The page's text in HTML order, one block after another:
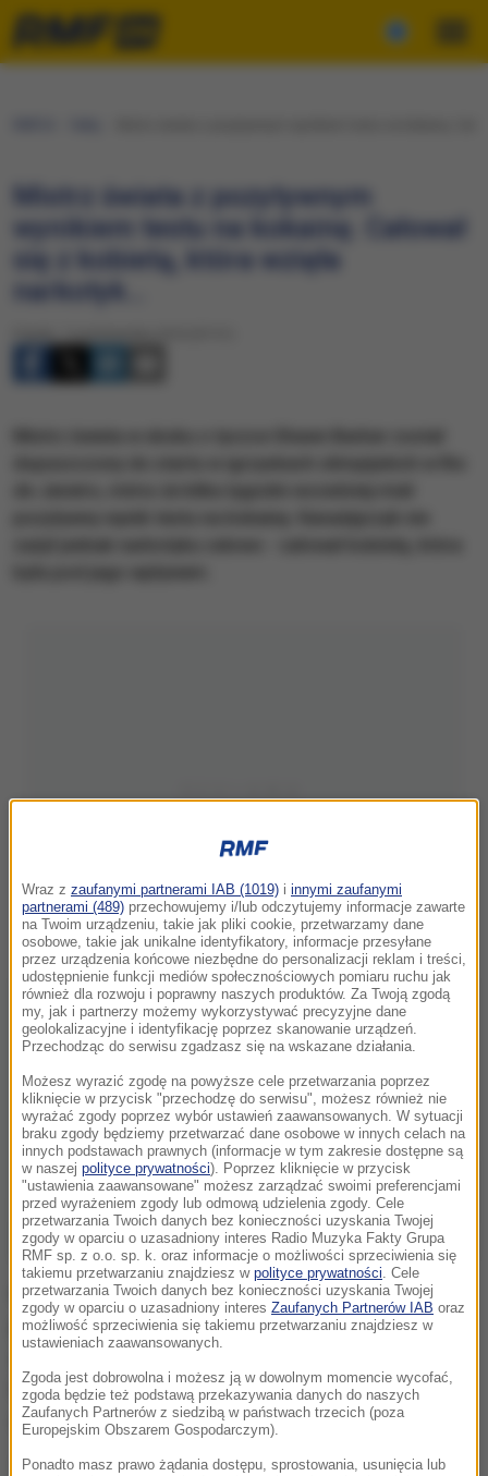
Mistrz świata z pozytywnym
wynikiem testu na kokainę. Całował
się z kobietą, która wzięła
narkotyk…
Na feralnej randce 22-letni Barber był w lipcu, dzień
przed mistrzostwami Kanady. Kobieta, z którą się
spotkał, zeznała później, że wzięła kokainę w
łazience hotelowego pokoju lekkoatlety i że mógł on
o tym nie wiedzieć.
Tyczkarz wywalczył następnie mistrzostwo kraju,
Wraz z zaufanymi partnerami IAB (1019) i innymi zaufanymi
partnerami (489) przechowujemy i/lub odczytujemy informacje zawarte
na Twoim urządzeniu, takie jak pliki cookie, przetwarzamy dane
osobowe, takie jak unikalne identyfikatory, informacje przesyłane
przez urządzenia końcowe niezbędne do personalizacji reklam i treści,
udostępnienie funkcji mediów społecznościowych pomiaru ruchu jak
również dla rozwoju i poprawny naszych produktów. Za Twoją zgodą
my, jak i partnerzy możemy wykorzystywać precyzyjne dane
geolokalizacyjne i identyfikację poprzez skanowanie urządzeń.
Przechodząc do serwisu zgadzasz się na wskazane działania.
Możesz wyrazić zgodę na powyższe cele przetwarzania poprzez
kliknięcie w przycisk "przechodzę do serwisu", możesz również nie
wyrażać zgody poprzez wybór ustawień zaawansowanych. W sytuacji
braku zgody będziemy przetwarzać dane osobowe w innych celach na
innych podstawach prawnych (informacje w tym zakresie dostępne są
w naszej polityce prywatności). Poprzez kliknięcie w przycisk
"ustawienia zaawansowane" możesz zarządzać swoimi preferencjami
przed wyrażeniem zgody lub odmową udzielenia zgody. Cele
przetwarzania Twoich danych bez konieczności uzyskania Twojej
zgody w oparciu o uzasadniony interes Radio Muzyka Fakty Grupa
RMF sp. z o.o. sp. k. oraz informacje o możliwości sprzeciwienia się
takiemu przetwarzaniu znajdziesz w polityce prywatności. Cele
przetwarzania Twoich danych bez konieczności uzyskania Twojej
zgody w oparciu o uzasadniony interes Zaufanych Partnerów IAB oraz
możliwość sprzeciwienia się takiemu przetwarzaniu znajdziesz w
ustawieniach zaawansowanych.
Zgoda jest dobrowolna i możesz ją w dowolnym momencie wycofać,
zgoda będzie też podstawą przekazywania danych do naszych
Zaufanych Partnerów z siedzibą w państwach trzecich (poza
Europejskim Obszarem Gospodarczym).
Ponadto masz prawo żądania dostępu, sprostowania, usunięcia lub